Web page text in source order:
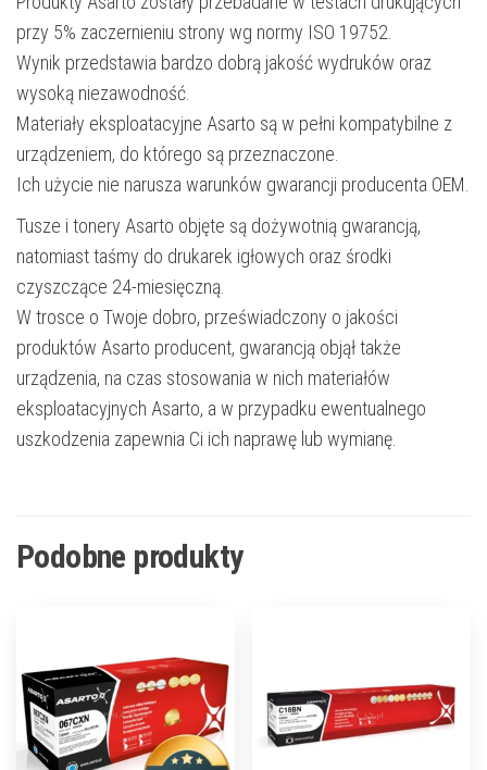
przy 5% zaczernieniu strony wg normy ISO 19752.
Wynik przedstawia bardzo dobrą jakość wydruków oraz
wysoką niezawodność.
Materiały eksploatacyjne Asarto są w pełni kompatybilne z
urządzeniem, do którego są przeznaczone.
Ich użycie nie narusza warunków gwarancji producenta OEM.
Tusze i tonery Asarto objęte są dożywotnią gwarancją,
natomiast taśmy do drukarek igłowych oraz środki
czyszczące 24-miesięczną.
W trosce o Twoje dobro, przeświadczony o jakości
produktów Asarto producent, gwarancją objął także
urządzenia, na czas stosowania w nich materiałów
eksploatacyjnych Asarto, a w przypadku ewentualnego
uszkodzenia zapewnia Ci ich naprawę lub wymianę.
Podobne produkty